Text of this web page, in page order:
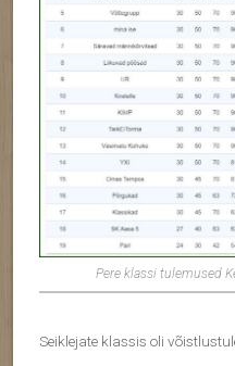
Pere klassi tulemused
Seiklejate klassis oli